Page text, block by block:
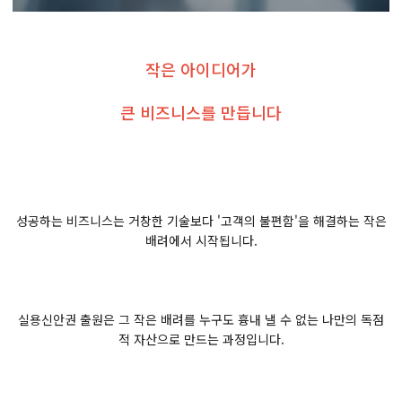
작은 아이디어가
큰 비즈니스를 만듭니다
성공하는 비즈니스는 거창한 기술보다 '고객의 불편함'을 해결하는 작은
배려에서 시작됩니다.
실용신안권 출원은 그 작은 배려를 누구도 흉내 낼 수 없는 나만의 독점
적 자산으로 만드는 과정입니다.